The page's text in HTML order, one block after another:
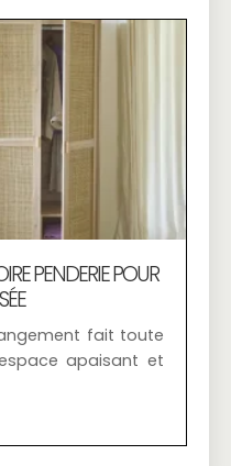
PENDERIE POUR
fait toute
apaisant et